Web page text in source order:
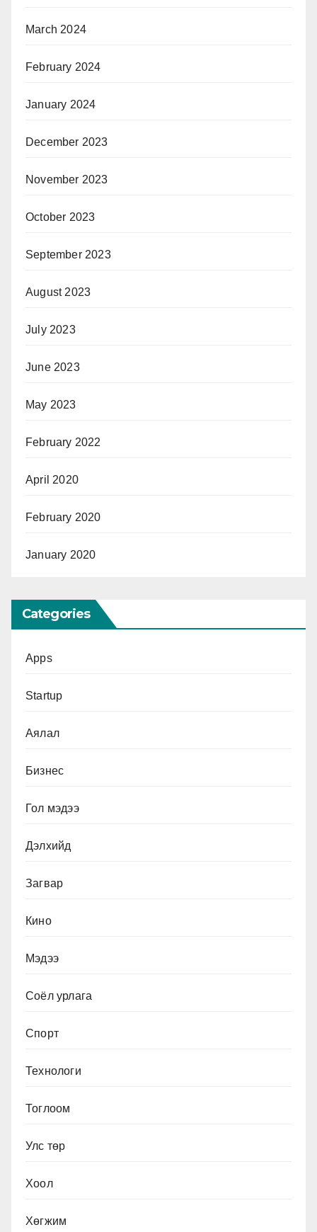
March 2024
February 2024
January 2024
December 2023
November 2023
October 2023
September 2023
August 2023
July 2023
June 2023
May 2023
February 2022
April 2020
February 2020
January 2020
Categories
Apps
Startup
Аялал
Бизнес
Гол мэдээ
Дэлхийд
Загвар
Кино
Мэдээ
Соёл урлага
Спорт
Технологи
Тоглоом
Улс төр
Хоол
Хөгжим